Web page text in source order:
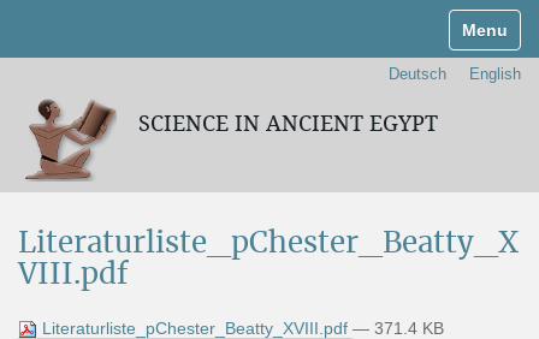
Deutsch English
SCIENCE IN ANCIENT EGYPT
Literaturliste_pChester_Beatty_X
VIII.pdf
Literaturliste_pChester_Beatty_XVIII.pdf — 371.4 KB